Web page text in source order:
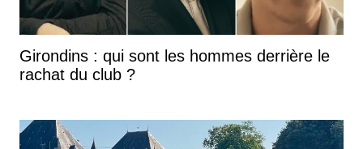
Girondins : qui sont les hommes derrière le
rachat du club ?